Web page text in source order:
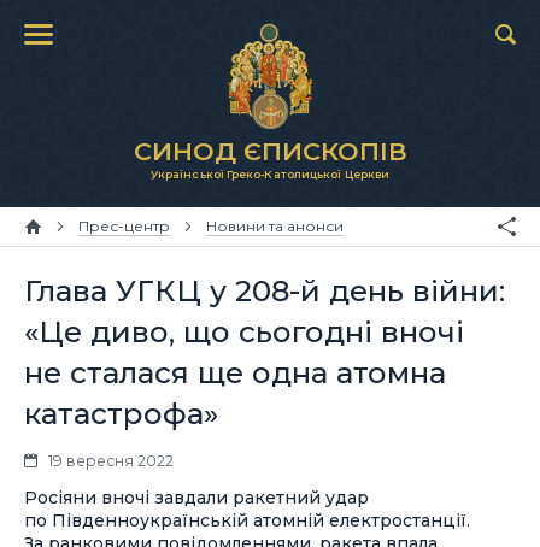
СИНОД ЄПИСКОПІВ
Української Греко-Католицької Церкви
Прес-центр Новини та анонси
Глава УГКЦ у 208-й день війни:
«Це диво, що сьогодні вночі
не сталася ще одна атомна
катастрофа»
19 вересня 2022
Росіяни вночі завдали ракетний удар
по Південноукраїнській атомній електростанції.